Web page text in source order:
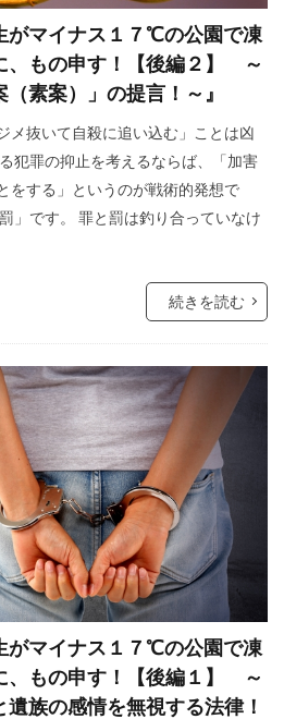
がマイナス１７℃の公園で凍
、もの申す！【後編２】 ～
素案）」の提言！～』
メ抜いて自殺に追い込む」ことは凶
犯罪の抑止を考えるならば、「加害
をする」というのが戦術的発想で
」です。 罪と罰は釣り合っていなけ
続きを読む
がマイナス１７℃の公園で凍
、もの申す！【後編１】 ～
遺族の感情を無視する法律！
リンカーン大統領
ルフ・バビット
ラハイナ
ユダヤの王
ユダヤ
中華民国
メッセージ
創価学会
出玉制御
共産主義の戦略
人権擁護法
ディア
ミラボー
ュルンベルク綱領
パンデミック
パチンコ
イ山火事
ハワイの歴史
ットストーカー
ーダー
ナチズム
ナチ
ナイジェリア
ドナルド・トランプ
ランプ大統領
デマ